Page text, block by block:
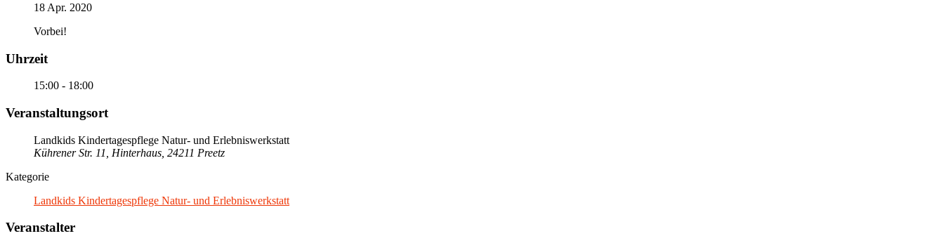
18 Apr. 2020
Vorbei!
Uhrzeit
15:00 - 18:00
Veranstaltungsort
Landkids Kindertagespflege Natur- und Erlebniswerkstatt
Kührener Str. 11, Hinterhaus, 24211 Preetz
Kategorie
Landkids Kindertagespflege Natur- und Erlebniswerkstatt
Veranstalter